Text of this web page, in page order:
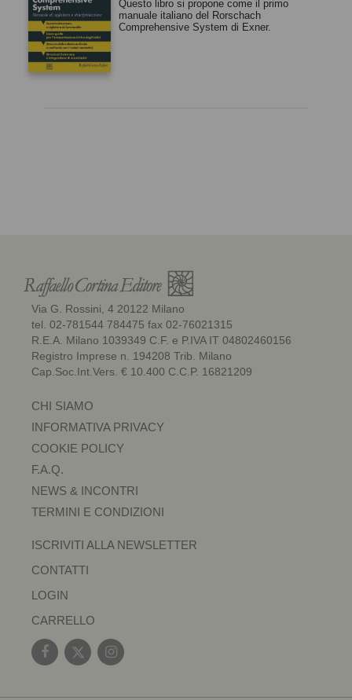
Questo libro si propone come il primo
manuale italiano del Rorschach
Comprehensive System di Exner.
Via G. Rossini, 4 20122 Milano
tel. 02-781544 784475 fax 02-76021315
R.E.A. Milano 1039349 C.F. e P.IVA IT 04802460156
Registro Imprese n. 194208 Trib. Milano
Cap.Soc.Int.Vers. € 10.400 C.C.P. 16821209
CHI SIAMO
INFORMATIVA PRIVACY
COOKIE POLICY
F.A.Q.
NEWS & INCONTRI
TERMINI E CONDIZIONI
ISCRIVITI ALLA NEWSLETTER
CONTATTI
LOGIN
CARRELLO